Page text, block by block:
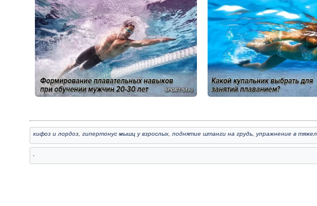
кифоз и лордоз,гипертонус мышц у взрослых,поднятие штанги на грудь,упражнение в
,